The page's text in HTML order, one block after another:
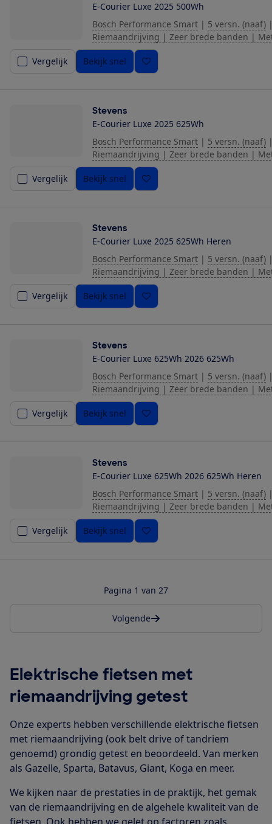
E-Courier Luxe 2025 500Wh
Bosch Performance Smart | 5 versn. (naaf)
Riemaandrijving | Zeer brede banden |
Vergelijk Bekijk snel
Stevens
E-Courier Luxe 2025 625Wh
Bosch Performance Smart | 5 versn. (naaf)
Riemaandrijving | Zeer brede banden |
Vergelijk Bekijk snel
Stevens
E-Courier Luxe 2025 625Wh Heren
Bosch Performance Smart | 5 versn. (naaf)
Riemaandrijving | Zeer brede banden |
Vergelijk Bekijk snel
Stevens
E-Courier Luxe 625Wh 2026 625Wh
Bosch Performance Smart | 5 versn. (naaf)
Riemaandrijving | Zeer brede banden |
Vergelijk Bekijk snel
Stevens
E-Courier Luxe 625Wh 2026 625Wh Heren
Bosch Performance Smart | 5 versn. (naaf)
Riemaandrijving | Zeer brede banden |
Vergelijk Bekijk snel
Pagina 1 van 27
Volgende
Elektrische fietsen met
riemaandrijving getest
Onze experts hebben verschillende elektrische fietsen
met riemaandrijving (ook belt drive of tandriem
genoemd) grondig getest en beoordeeld. Van merken
als Gazelle, Sparta, Batavus, Giant, Koga en meer.
We kijken naar de prestaties in de praktijk, het gemak
van de riemaandrijving en de algehele kwaliteit van de